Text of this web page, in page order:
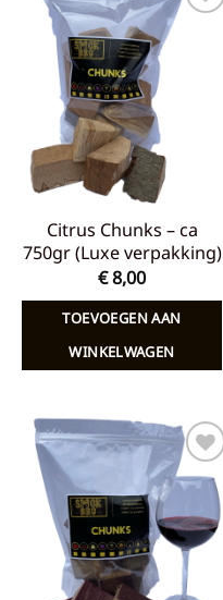
Toevoegen
verlanglijst
Citrus Chunks – ca
750gr (Luxe verpakking)
€8,00
TOEVOEGEN AAN
WINKELWAGEN
Toevoegen
verlanglijst